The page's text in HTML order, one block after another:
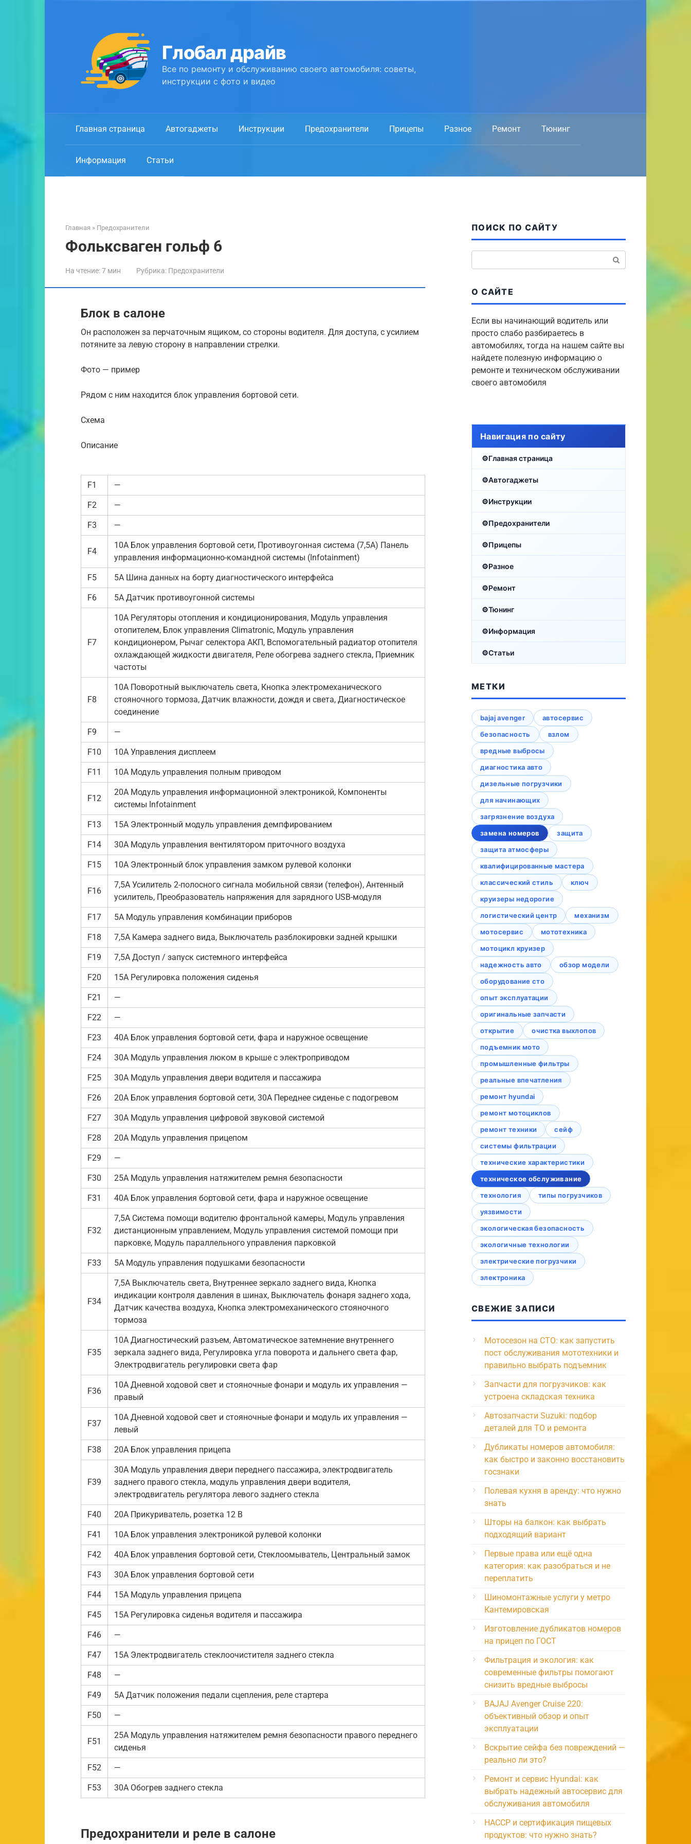
Глобал драйв
Все по ремонту и обслуживанию своего автомобиля: советы,
инструкции с фото и видео
Главная страница Автогаджеты Инструкции Предохранители Прицепы Разное Ремонт Тюнинг
Информация Статьи
Главная » Предохранители
Фольксваген гольф 6
На чтение:7 мин Рубрика: Предохранители
Блок в салоне
Он расположен за перчаточным ящиком, со стороны водителя. Для доступа, с усилием
потяните за левую сторону в направлении стрелки.
Фото — пример
Рядом с ним находится блок управления бортовой сети.
Схема
Описание
F1 —
F2 —
F3 —
F4
10А Блок управления бортовой сети, Противоугонная система (7,5А) Панель
управления информационно-командной системы (Infotainment)
F5 5А Шина данных на борту диагностического интерфейса
F6 5А Датчик противоугонной системы
F7
10А Регуляторы отопления и кондиционирования, Модуль управления
отопителем, Блок управления Climatronic, Модуль управления
кондиционером, Рычаг селектора АКП, Вспомогательный радиатор отопителя
охлаждающей жидкости двигателя, Реле обогрева заднего стекла, Приемник
частоты
F8
10А Поворотный выключатель света, Кнопка электромеханического
стояночного тормоза, Датчик влажности, дождя и света, Диагностическое
соединение
F9 —
F10 10А Управления дисплеем
F11 10А Модуль управления полным приводом
F12
20А Модуль управления информационной электроникой, Компоненты
системы Infotainment
F13 15А Электронный модуль управления демпфированием
F14 30А Модуль управления вентилятором приточного воздуха
F15 10А Электронный блок управления замком рулевой колонки
F16
7,5А Усилитель 2-полосного сигнала мобильной связи (телефон), Антенный
усилитель, Преобразователь напряжения для зарядного USB-модуля
F17 5А Модуль управления комбинации приборов
F18 7,5А Камера заднего вида, Выключатель разблокировки задней крышки
F19 7,5А Доступ / запуск системного интерфейса
F20 15А Регулировка положения сиденья
F21 —
F22 —
F23 40А Блок управления бортовой сети, фара и наружное освещение
F24 30А Модуль управления люком в крыше с электроприводом
F25 30А Модуль управления двери водителя и пассажира
F26 20А Блок управления бортовой сети, 30А Переднее сиденье с подогревом
F27 30А Модуль управления цифровой звуковой системой
F28 20А Модуль управления прицепом
F29 —
F30 25А Модуль управления натяжителем ремня безопасности
F31 40А Блок управления бортовой сети, фара и наружное освещение
F32
7,5А Система помощи водителю фронтальной камеры, Модуль управления
дистанционным управлением, Модуль управления системой помощи при
парковке, Модуль параллельного управления парковкой
F33 5А Модуль управления подушками безопасности
F34
7,5А Выключатель света, Внутреннее зеркало заднего вида, Кнопка
индикации контроля давления в шинах, Выключатель фонаря заднего хода,
Датчик качества воздуха, Кнопка электромеханического стояночного
тормоза
F35
10А Диагностический разъем, Автоматическое затемнение внутреннего
зеркала заднего вида, Регулировка угла поворота и дальнего света фар,
Электродвигатель регулировки света фар
F36
10А Дневной ходовой свет и стояночные фонари и модуль их управления —
правый
F37
10А Дневной ходовой свет и стояночные фонари и модуль их управления —
левый
F38 20А Блок управления прицепа
F39
30А Модуль управления двери переднего пассажира, электродвигатель
заднего правого стекла, модуль управления двери водителя,
электродвигатель регулятора левого заднего стекла
F40 20А Прикуриватель, розетка 12 В
F41 10А Блок управления электроникой рулевой колонки
F42 40А Блок управления бортовой сети, Стеклоомыватель, Центральный замок
F43 30А Блок управления бортовой сети
F44 15А Модуль управления прицепа
F45 15А Регулировка сиденья водителя и пассажира
F46 —
F47 15А Электродвигатель стеклоочистителя заднего стекла
F48 —
F49 5А Датчик положения педали сцепления, реле стартера
F50 —
F51
25А Модуль управления натяжителем ремня безопасности правого переднего
сиденья
F52 —
F53 30А Обогрев заднего стекла
Предохранители и реле в салоне
ПОИСК ПО САЙТУ
О САЙТЕ
Если вы начинающий водитель или
просто слабо разбираетесь в
автомобилях, тогда на нашем сайте вы
найдете полезную информацию о
ремонте и техническом обслуживании
своего автомобиля
Навигация по сайту
Главная страница
Автогаджеты
Инструкции
Предохранители
Прицепы
Разное
Ремонт
Тюнинг
Информация
Статьи
МЕТКИ
bajaj avenger
автосервис
безопасность
взлом
вредные выбросы
диагностика авто
дизельные погрузчики
для начинающих
загрязнение воздуха
замена номеров
защита
защита атмосферы
квалифицированные мастера
классический стиль
ключ
круизеры недорогие
логистический центр
механизм
мотосервис
мототехника
мотоцикл круизер
надежность авто
обзор модели
оборудование сто
опыт эксплуатации
оригинальные запчасти
открытие
очистка выхлопов
подъемник мото
промышленные фильтры
реальные впечатления
ремонт hyundai
ремонт мотоциклов
ремонт техники
сейф
системы фильтрации
технические характеристики
техническое обслуживание
технология
типы погрузчиков
уязвимости
экологическая безопасность
экологичные технологии
электрические погрузчики
электроника
СВЕЖИЕ ЗАПИСИ
Мотосезон на СТО: как запустить
пост обслуживания мототехники и
правильно выбрать подъемник
Запчасти для погрузчиков: как
устроена складская техника
Автозапчасти Suzuki: подбор
деталей для ТО и ремонта
Дубликаты номеров автомобиля:
как быстро и законно восстановить
госзнаки
Полевая кухня в аренду: что нужно
знать
Шторы на балкон: как выбрать
подходящий вариант
Первые права или ещё одна
категория: как разобраться и не
переплатить
Шиномонтажные услуги у метро
Кантемировская
Изготовление дубликатов номеров
на прицеп по ГОСТ
Фильтрация и экология: как
современные фильтры помогают
снизить вредные выбросы
BAJAJ Avenger Cruise 220:
объективный обзор и опыт
эксплуатации
Вскрытие сейфа без повреждений —
реально ли это?
Ремонт и сервис Hyundai: как
выбрать надежный автосервис для
обслуживания автомобиля
HACCP и сертификация пищевых
продуктов: что нужно знать?